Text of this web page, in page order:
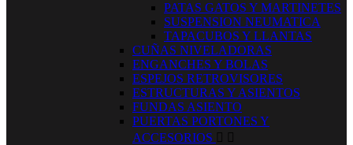
PATAS GATOS Y MARTINETES
SUSPENSION NEUMATICA
TAPACUBOS Y LLANTAS
CUÑAS NIVELADORAS
ENGANCHES Y BOLAS
ESPEJOS RETROVISORES
ESTRUCTURAS Y ASIENTOS
FUNDAS ASIENTO
PUERTAS PORTONES Y
ACCESORIOS  